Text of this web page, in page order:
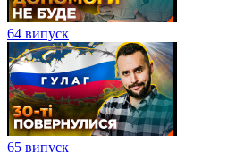
64 випуск
65 випуск